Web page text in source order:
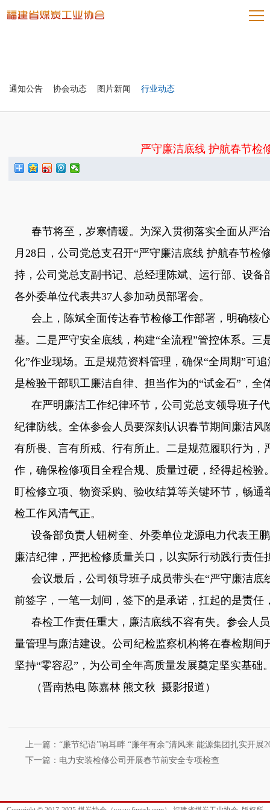
通知公告 协会动态 图片新闻 行业动态
严守廉洁底线 护航春节检
春节将至，岁寒情暖。为深入贯彻落实全面从严
月 28 日，公司党总支召开“严守廉洁底线 护航春节
持，公司党总支副书记、总经理陈斌、运行部、设备
各外委单位代表共37人参加动员部署会。
会上，陈斌全面传达春节检修工作部署，明确核
基。二是严守安全底线，构建“全流程”管控体系。
化”作业现场。五是规范资料管理，确保“全周期”可
是检验干部职工廉洁自律、担当作为的“试金石”，
在严明廉洁工作纪律环节，公司党总支领导班子
纪律防线。全体参会人员要深刻认识春节期间廉洁
有所畏、言有所戒、行有所止。二是规范履职行为
作，确保检修项目全程合规、质量过硬，经得起检
盯检修立项、物资采购、验收结算等关键环节，畅
检工作风清气正。
设备部负责人钮树奎、外委单位龙源电力代表王
廉洁纪律，严把检修质量关口，以实际行动践行责任
会议最后，公司领导班子成员带头在“严守廉洁底
前签字，一笔一划间，签下的是承诺，扛起的是责任
春检工作责任重大，廉洁底线不容有失。参会人
量管理与廉洁建设。公司纪检监察机构将在春检期间
坚持“零容忍”，为公司全年高质量发展奠定坚实基础
（晋南热电 陈嘉林 熊文秋 摄影报道）
上一篇：“廉节纪语”响耳畔 “廉年有余”清风来 能源集团扎实开展
下一篇：电力安装检修公司开展春节前安全专项检查